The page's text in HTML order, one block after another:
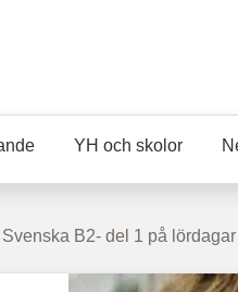
YH och skolor
Svenska B2- del 1 på lördagar